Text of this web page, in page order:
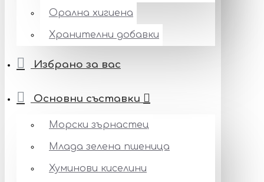
Орална хигиена
Хранителни добавки
Избрано за вас
Основни съставки
Морски зърнастец
Млада зелена пшеница
Хуминови киселини